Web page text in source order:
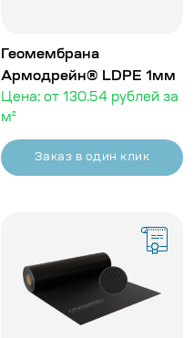
Геомембрана
Армодрейн® LDPE 1мм
Цена: от 130.54 рублей за
м²
Заказ в один клик